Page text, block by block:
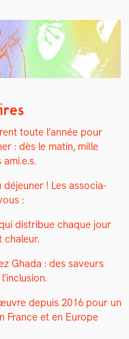
toute l’année pour
: dès le matin, mille
déje­uner ! Les asso­ci­a­
:
dis­tribue chaque jour
chaleur.
Gha­da : des saveurs
depuis 2016 pour un
France et en Europe